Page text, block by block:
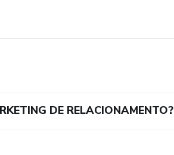
DE RELACIONAMENTO?